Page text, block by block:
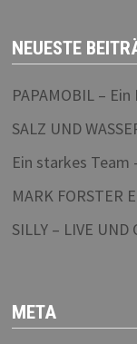
NEUESTE
PAPAMOBIL –
SALZ UND
Ein starkes Team
MARK FORSTER
SILLY – LIVE UND
META